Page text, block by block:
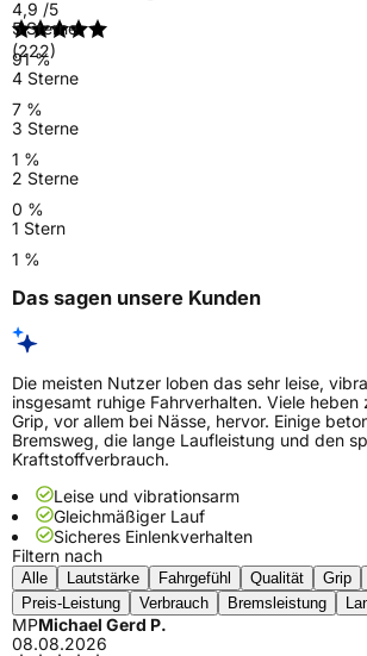
4,9 /5
(222)
5 Sterne
91 %
4 Sterne
7 %
3 Sterne
1 %
2 Sterne
0 %
1 Stern
1 %
Das sagen unsere Kunden
Die meisten Nutzer loben das sehr leise,
insgesamt ruhige Fahrverhalten. Viele
Grip, vor allem bei Nässe, hervor. Einige
Bremsweg, die lange Laufleistung und den
Kraftstoffverbrauch.
Leise und vibrationsarm
Gleichmäßiger Lauf
Sicheres Einlenkverhalten
Filtern nach
Alle Lautstärke Fahrgefühl Qualität Grip
Preis-Leistung
Verbrauch Bremsleistung
MPMichael Gerd P.
08.08.2026